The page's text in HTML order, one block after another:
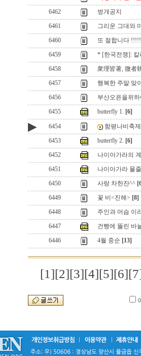
6462
벙개공지
6461
그리운 그대와
6460
또 절합니다
6459
* [한국전쟁]: 칼
6458
衆理皆著, 微者
6457
행복한 주말 맞
6456
부산오픈을위
6455
butterfly 1. [6]
▶ 6454
함평나비축
6453
butterfly 2. [6]
6452
나이아가라의
6451
나이아가라 물
6450
사랑 차한잔^^
6449
꽃 비<진해> [8]
6448
주인과 머슴 이
6447
건빵에 뚫린 바
6446
4월 중순 [13]
[1][2][3][4][5][6]